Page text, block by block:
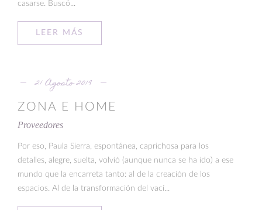
casarse. Buscó...
LEER MÁS
21 Agosto 2019
ZONA E HOME
Proveedores
Por eso, Paula Sierra, espontánea, caprichosa para los
detalles, alegre, suelta, volvió (aunque nunca se ha ido) a ese
mundo que la encarreta tanto: al de la creación de los
espacios. Al de la transformación del vací...